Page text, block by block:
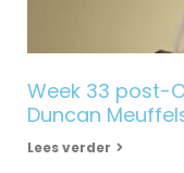
Week 33 post-
Duncan
Lees verder